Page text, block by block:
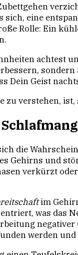
sich, eine
Rolle: Ein
achtest
Dein Geist
zu verstehen,
die
Gehirns und
verkürzt
im
was das
werden